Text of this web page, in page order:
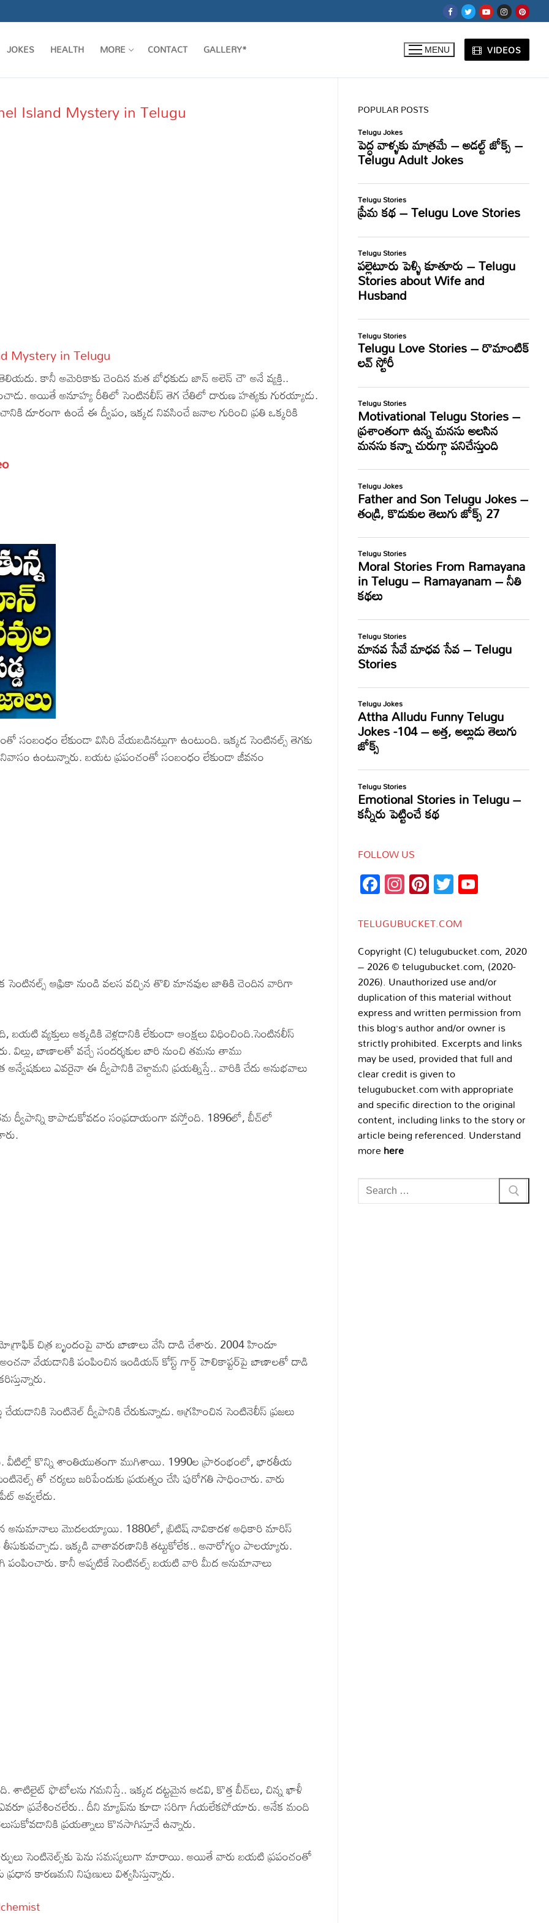
JOKES HEALTH MORE CONTACT GALLERY* MENU VIDEOS
Devotional Songs
Movie Songs
Devotional Songs
Movie Songs
– Movie Songs
Island Mystery in Telugu
Mystery in Telugu
కానీ అమెరికాకు చెందిన మత బోధకుడు జాన్ అలెన్ చౌ అనే వ్యక్తి..
అయితే అనూహ్య రీతిలో సెంటినలీస్ తెగ చేతిలో దారుణ హత్యకు గురయ్యాడు.
దూరంగా ఉండే ఈ ద్వీపం, ఇక్కడ నివసించే జనాల గురించి ప్రతి ఒక్కరికి
లేకుండా విసిరి వేయబడినట్లుగా ఉంటుంది. ఇక్కడ సెంటినల్స్ తెగకు
నివాసం ఉంటున్నారు. బయట ప్రపంచంతో సంబంధం లేకుండా జీవనం
ఆఫ్రికా నుండి వలస వచ్చిన తొలి మానవుల జాతికి చెందిన వారిగా
వ్యక్తులు అక్కడికి వెళ్లడానికి లేకుండా ఆంక్షలు విధించింది.సెంటినలీస్
విల్లు, బాణాలతో వచ్చే సందర్శకుల బారి నుంచి తమను తాము
అన్వేషకులు ఎవరైనా ఈ ద్వీపానికి వెళ్దామని ప్రయత్నిస్తే.. వారికి చేదు అనుభవాలు
ద్వీపాన్ని కాపాడుకోవడం సంప్రదాయంగా వస్తోంది. 1896లో, బీచ్‌లో
చిత్ర బృందంపై వారు బాణాలు వేసి దాడి చేశారు. 2004 హిందూ
అంచనా వేయడానికి పంపించిన ఇండియన్ కోస్ట్ గార్డ్ హెలికాప్టర్‌పై బాణాలతో దాడి
సెంటినెల్ ద్వీపానికి చేరుకున్నాడు. ఆగ్రహించిన సెంటినెలీస్ ప్రజలు
వీటిల్లో కొన్ని శాంతియుతంగా ముగిశాయి. 1990ల ప్రారంభంలో, భారతీయ
తో చర్యలు జరిపేందుకు ప్రయత్నం చేసి పురోగతి సాధించారు. వారు
అవ్వలేదు.
అనుమానాలు మొదలయ్యాయి. 1880లో, బ్రిటిష్ నావికాదళ అధికారి మారిస్
తీసుకువచ్చాడు. ఇక్కడి వాతావరణానికి తట్టుకోలేక.. అనారోగ్యం పాలయ్యారు.
పంపించారు. కానీ అప్పటికే సెంటినల్స్ బయటి వారి మీద అనుమానాలు
శాటిలైట్ ఫొటోలను గమనిస్తే.. ఇక్కడ దట్టమైన అడవి, కొత్త బీచ్‌లు, చిన్న ఖాళీ
ప్రవేశించలేరు.. దీని మ్యాప్‌ను కూడా సరిగా గీయలేకపోయారు. అనేక మంది
ప్రయత్నాలు కొనసాగిస్తూనే ఉన్నారు.
సెంటినెల్స్‌కు పెను సమస్యలుగా మారాయి. అయితే వారు బయటి ప్రపంచంతో
కారణమని నిపుణులు విశ్వసిస్తున్నారు.
POPULAR POSTS
FOLLOW US
Facebook
Instagram
Pinterest
Twitter
TELUGUBUCKET.COM
Copyright (C) telugubucket.com, 2020
– 2026 © telugubucket.com, (2020-
2026). Unauthorized use and/or
duplication of this material without
express and written permission from
this blog’s author and/or owner is
strictly prohibited. Excerpts and links
may be used, provided that full and
clear credit is given to
telugubucket.com with appropriate
and specific direction to the original
content, including links to the story or
article being referenced. Understand
morehere
Search
for: